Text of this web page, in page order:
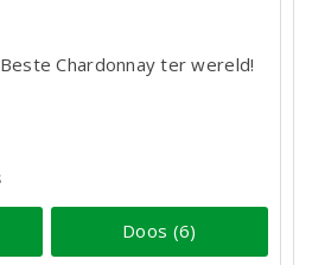
Chardonnay ter wereld!
Doos (6)